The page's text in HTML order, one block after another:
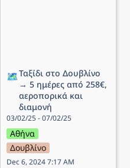
🗺️Ταξίδι στο Δουβλίνο
→ 5 ημέρες από 258€,
αεροπορικά και
διαμονή
03/02/25 - 07/02/25
Αθήνα
Δουβλίνο
Dec 6, 2024 7:17 AM